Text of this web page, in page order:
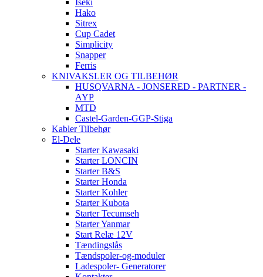
Iseki
Hako
Sitrex
Cup Cadet
Simplicity
Snapper
Ferris
KNIVAKSLER OG TILBEHØR
HUSQVARNA - JONSERED - PARTNER -
AYP
MTD
Castel-Garden-GGP-Stiga
Kabler Tilbehør
El-Dele
Starter Kawasaki
Starter LONCIN
Starter B&S
Starter Honda
Starter Kohler
Starter Kubota
Starter Tecumseh
Starter Yanmar
Start Relæ 12V
Tændingslås
Tændspoler-og-moduler
Ladespoler- Generatorer